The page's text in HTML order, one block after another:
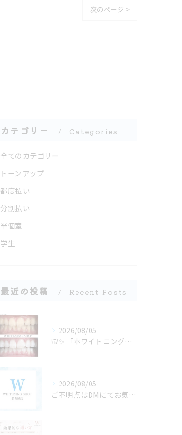
次のページ >
カテゴリー Categories
全てのカテゴリー
トーンアップ
都度払い
分割払い
半個室
学生
最近の投稿 Recent Posts
2026/08/05
🦷✨ 「ホワイトニングは若い人がするもの」だと思っていません...
2026/08/05
ご不明点はDMにてお気軽にお問い合わせください✨🩷